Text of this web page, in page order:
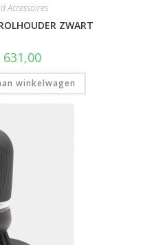
Accessoires
ZWART
631,00
winkelwagen